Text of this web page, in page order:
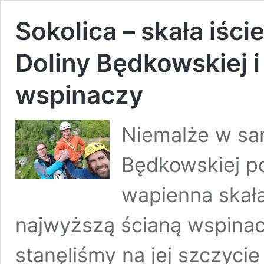
Sokolica – skała
Doliny Będkowskiej
wspinaczy
Niemalże w
Będkowskiej
wapienna
najwyższą ścianą
stanęliśmy na jej szczycie